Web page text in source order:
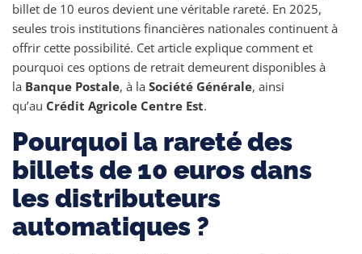
billet de 10 euros devient une véritable rareté. En 2025,
seules trois institutions financières nationales continuent à
offrir cette possibilité. Cet article explique comment et
pourquoi ces options de retrait demeurent disponibles à
la Banque Postale, à la Société Générale, ainsi
qu’au Crédit Agricole Centre Est.
Pourquoi la rareté des
billets de 10 euros dans
les distributeurs
automatiques ?